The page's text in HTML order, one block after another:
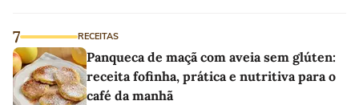
7 RECEITAS
Panqueca de maçã com aveia sem glúten:
receita fofinha, prática e nutritiva para o
café da manhã